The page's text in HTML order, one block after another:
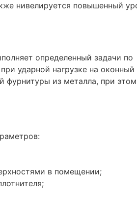
нивелируется повышенный
определенный задачи по
ударной нагрузке на оконный
фурнитуры из металла, при этом
в помещении;